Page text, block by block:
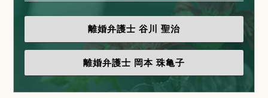
離婚弁護士 谷川 聖治
離婚弁護士 岡本 珠亀子